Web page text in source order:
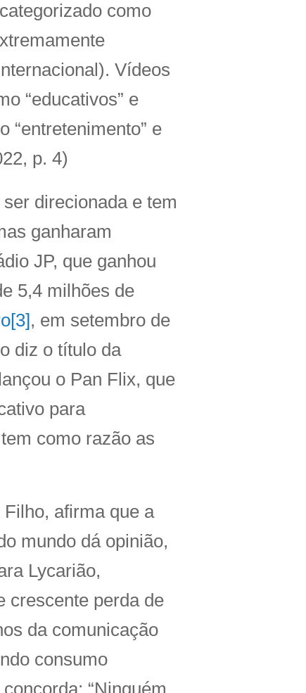
como
Vídeos
“educativos” e
“entretenimento” e
p. 4)
direcionada e tem
ganharam
JP, que ganhou
5,4 milhões de
[3], em setembro de
diz o título da
o Pan Flix, que
para
como razão as
afirma que a
mundo dá opinião,
Lycarião,
crescente perda de
da comunicação
consumo